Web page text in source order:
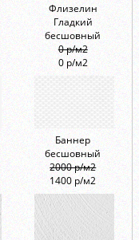
Флизелин
Гладкий
бесшовный
0 р/м2
0 р/м2
Баннер
бесшовный
2000 р/м2
1400 р/м2